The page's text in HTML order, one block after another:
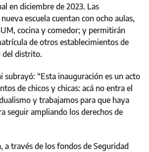
en diciembre de 2023. Las
escuela cuentan con ocho aulas,
cocina y comedor; y permitirán
de otros establecimientos de
del distrito.
subrayó: “Esta inauguración es un acto
de chicos y chicas: acá no entra el
y trabajamos para que haya
seguir ampliando los derechos de
a través de los fondos de Seguridad